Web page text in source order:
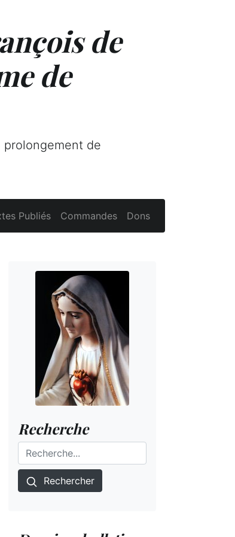
de
de
de
Publiés Commandes Dons
Recherche
Rechercher